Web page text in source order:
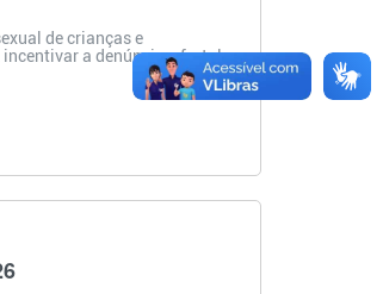
de crianças e
a denúncia e fortalec